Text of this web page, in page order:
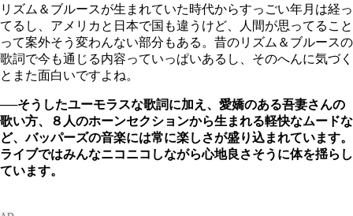
リズム＆ブルースが生まれていた時代からすっごい年月は経っ
てるし、アメリカと日本で国も違うけど、人間が思ってること
って案外そう変わんない部分もある。昔のリズム＆ブルースの
歌詞で今も通じる内容っていっぱいあるし、そのへんに気づく
とまた面白いですよね。
──そうしたユーモラスな歌詞に加え、愛嬌のある吾妻さんの
歌い方、８人のホーンセクションから生まれる軽快なムードな
ど、バッパーズの音楽には常に楽しさが盛り込まれています。
ライブではみんなニコニコしながら心地良さそうに体を揺らし
ています。